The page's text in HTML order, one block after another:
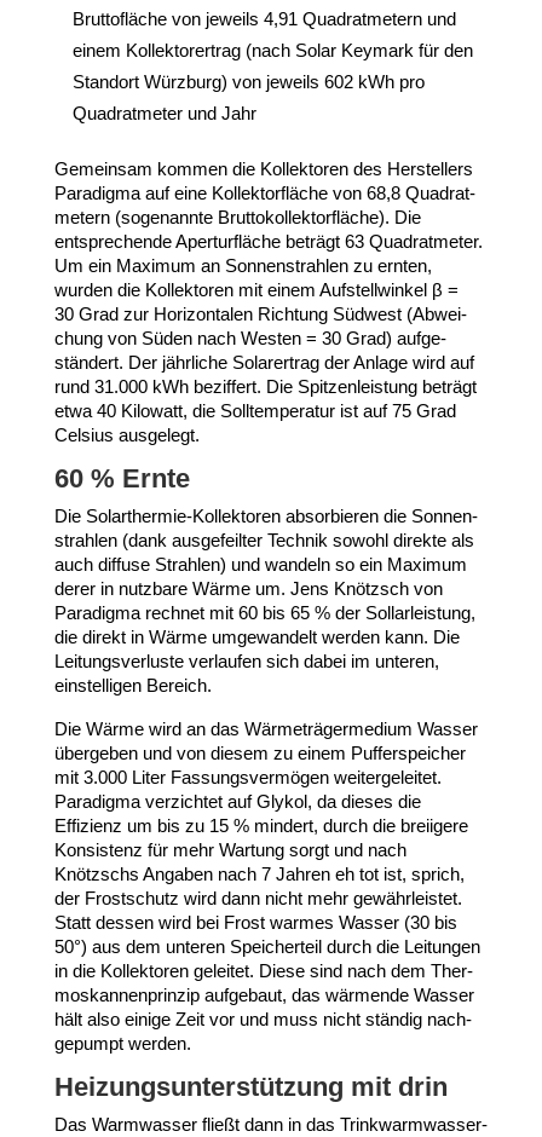
Brutto­fläche von jeweils4,91 Quadrat­metern und
einem Kollek­to­rertrag (nach Solar Keymark für den
Standort Würzburg) von jeweils602 kWh pro
Quadrat­meter und Jahr
Gemeinsam kommen die Kollek­toren des Herstellers
Paradigma auf eine Kollek­tor­fläche von 68,8Quadrat­
metern (soge­nannte Brut­to­kol­lek­tor­fläche). Die
entspre­chende Aper­tur­fläche beträgt 63Quadrat­meter.
Um ein Maximum an Sonnen­strahlen zu ernten,
wurden die Kollek­toren mit einem Aufstell­winkel β =
30Grad zur Hori­zon­talen Richtung Südwest (Abwei­
chung von Süden nach Westen = 30Grad) aufge­
ständert. Der jährliche Solar­ertrag der Anlage wird auf
rund 31.000kWh beziffert. Die Spit­zen­leistung beträgt
etwa 40Kilowatt, die Soll­tem­pe­ratur ist auf75Grad
Celsius ausgelegt.
60% Ernte
Die Solarthermie-​Kollektoren absor­bieren die Sonnen­
strahlen (dank ausge­feilter Technik sowohl direkte als
auch diffuse Strahlen) und wandeln so ein Maximum
derer in nutzbare Wärme um. Jens Knötzsch von
Paradigma rechnet mit 60bis 65% der Soll­ar­leistung,
die direkt in Wärme umge­wandelt werden kann. Die
Leitungs­ver­luste verlaufen sich dabei im unteren,
einstel­ligen Bereich.
Die Wärme wird an das Wärme­trä­ger­medium Wasser
übergeben und von diesem zu einem Puffer­speicher
mit 3.000Liter Fassungs­ver­mögen weiter­ge­leitet.
Paradigma verzichtet auf Glykol, da dieses die
Effizienz um bis zu 15% mindert, durch die breiigere
Konsistenz für mehr Wartung sorgt und nach
Knötzschs Angaben nach 7Jahren eh tot ist, sprich,
der Frost­schutz wird dann nicht mehr gewähr­leistet.
Statt dessen wird bei Frost warmes Wasser (30bis
50°) aus dem unteren Spei­cherteil durch die Leitungen
in die Kollek­toren geleitet. Diese sind nach dem Ther­
mos­kan­nen­prinzip aufgebaut, das wärmende Wasser
hält also einige Zeit vor und muss nicht ständig nach­
ge­pumpt werden.
Heizungs­un­ter­stützung mit drin
Das Warm­wasser fließt dann in das Trinkwarmwasser-​